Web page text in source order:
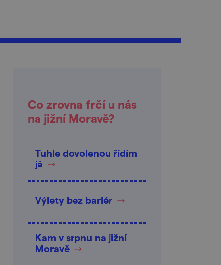
Co zrovna frčí u nás
na jižní Moravě?
Tuhle dovolenou řídím
já
Výlety bez bariér
Kam v srpnu na jižní
Moravě